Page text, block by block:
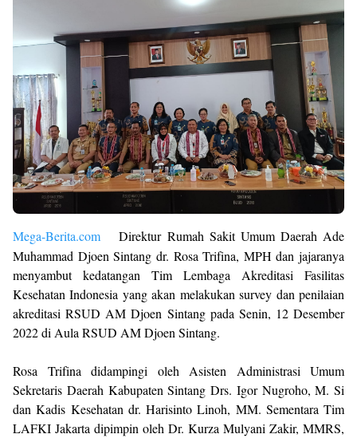
Mega-Berita.com Direktur Rumah Sakit Umum Daerah Ade
Muhammad Djoen Sintang dr. Rosa Trifina, MPH dan jajaranya
menyambut kedatangan Tim Lembaga Akreditasi Fasilitas
Kesehatan Indonesia yang akan melakukan survey dan penilaian
akreditasi RSUD AM Djoen Sintang pada Senin, 12 Desember
2022 di Aula RSUD AM Djoen Sintang.
Rosa Trifina didampingi oleh Asisten Administrasi Umum
Sekretaris Daerah Kabupaten Sintang Drs. Igor Nugroho, M. Si
dan Kadis Kesehatan dr. Harisinto Linoh, MM. Sementara Tim
LAFKI Jakarta dipimpin oleh Dr. Kurza Mulyani Zakir, MMRS,